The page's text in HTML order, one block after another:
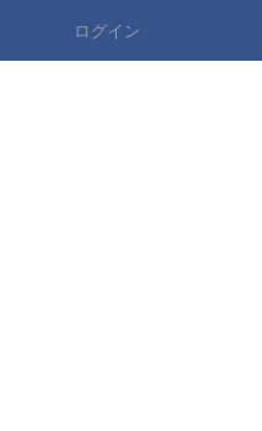
ログイン